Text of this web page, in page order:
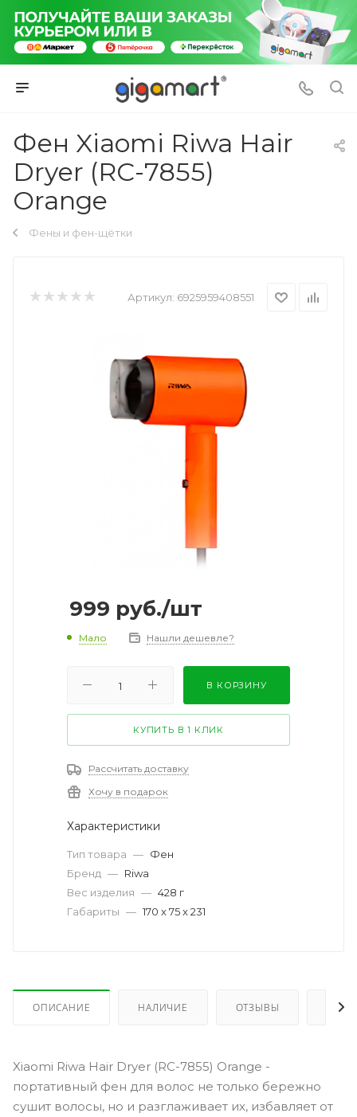
Фен Xiaomi Riwa Hair
Dryer (RC-7855)
Orange
Фены и фен-щётки
Артикул: 6925959408551
999 руб./шт
Мало Нашли дешевле?
В КОРЗИНУ
КУПИТЬ В 1 КЛИК
Рассчитать доставку
Хочу в подарок
Характеристики
Тип товара — Фен
Бренд — Riwa
Вес изделия — 428 г
Габариты — 170 x 75 x 231
ОПИСАНИЕ НАЛИЧИЕ ОТЗЫВЫ КАК
Xiaomi Riwa Hair Dryer (RC-7855) Orange -
портативный фен для волос не только бережно
сушит волосы, но и разглаживает их, избавляет от